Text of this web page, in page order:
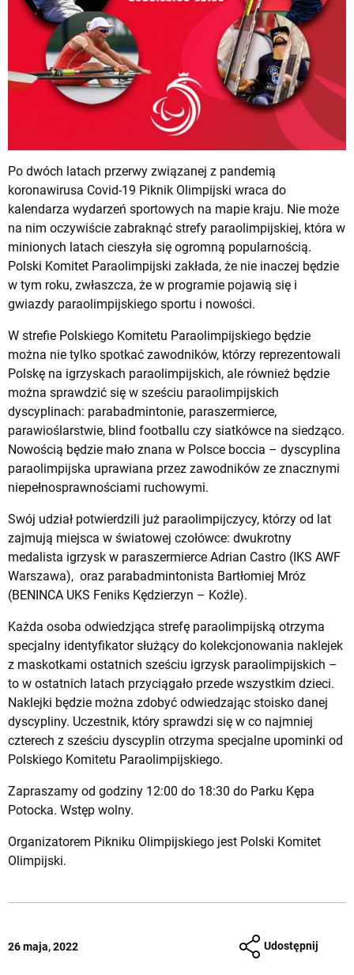
Po dwóch latach przerwy związanej z pandemią
koronawirusa Covid-19 Piknik Olimpijski wraca do
kalendarza wydarzeń sportowych na mapie kraju. Nie może
na nim oczywiście zabraknąć strefy paraolimpijskiej, która w
minionych latach cieszyła się ogromną popularnością.
Polski Komitet Paraolimpijski zakłada, że nie inaczej będzie
w tym roku, zwłaszcza, że w programie pojawią się i
gwiazdy paraolimpijskiego sportu i nowości.
W strefie Polskiego Komitetu Paraolimpijskiego będzie
można nie tylko spotkać zawodników, którzy reprezentowali
Polskę na igrzyskach paraolimpijskich, ale również będzie
można sprawdzić się w sześciu paraolimpijskich
dyscyplinach: parabadmintonie, paraszermierce,
parawioślarstwie, blind footballu czy siatkówce na siedząco.
Nowością będzie mało znana w Polsce boccia – dyscyplina
paraolimpijska uprawiana przez zawodników ze znacznymi
niepełnosprawnościami ruchowymi.
Swój udział potwierdzili już paraolimpijczycy, którzy od lat
zajmują miejsca w światowej czołówce: dwukrotny
medalista igrzysk w paraszermierce Adrian Castro (IKS AWF
Warszawa), oraz parabadmintonista Bartłomiej Mróz
(BENINCA UKS Feniks Kędzierzyn – Koźle).
Każda osoba odwiedzjąca strefę paraolimpijską otrzyma
specjalny identyfikator służący do kolekcjonowania naklejek
z maskotkami ostatnich sześciu igrzysk paraolimpijskich –
to w ostatnich latach przyciągało przede wszystkim dzieci.
Naklejki będzie można zdobyć odwiedzając stoisko danej
dyscypliny. Uczestnik, który sprawdzi się w co najmniej
czterech z sześciu dyscyplin otrzyma specjalne upominki od
Polskiego Komitetu Paraolimpijskiego.
Zapraszamy od godziny 12:00 do 18:30 do Parku Kępa
Potocka. Wstęp wolny.
Organizatorem Pikniku Olimpijskiego jest Polski Komitet
Olimpijski.
26 maja, 2022 Udostępnij